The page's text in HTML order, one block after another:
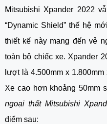
Mitsubishi Xpander 2022
“Dynamic Shield” thế hệ
thiết kế này mang đến vẻ
toàn bộ chiếc xe. Xpander
lượt là 4.500mm x
ngoại thất Mitsubishi
điểm sau: